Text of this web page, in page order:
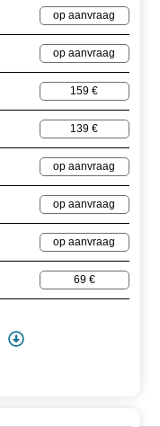
op aanvraag
op aanvraag
159 €
139 €
op aanvraag
op aanvraag
op aanvraag
69 €